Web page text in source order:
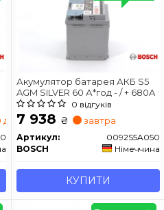
Акумулятор батарея АКБ S5
AGM SILVER 60 А*год - / + 680A
0 відгуків
7 938 ₴ завтра
Артикул:
0092S5A050
BOSCH
Німеччина
КУПИТИ